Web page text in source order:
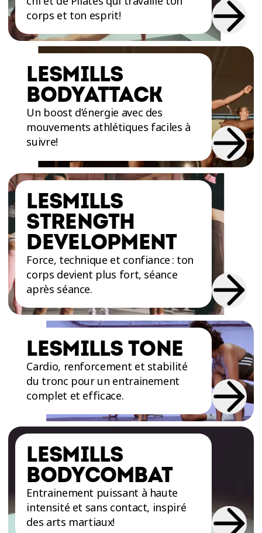
corps et ton esprit!
LESMILLS
BODYATTACK
Un boost d’énergie avec des
mouvements athlétiques faciles à
suivre!
LESMILLS
STRENGTH
DEVELOPMENT
Force, technique et confiance : ton
corps devient plus fort, séance
après séance.
LESMILLS TONE
Cardio, renforcement et stabilité
du tronc pour un entrainement
complet et efficace.
LESMILLS
BODYCOMBAT
Entrainement puissant à haute
intensité et sans contact, inspiré
des arts martiaux!